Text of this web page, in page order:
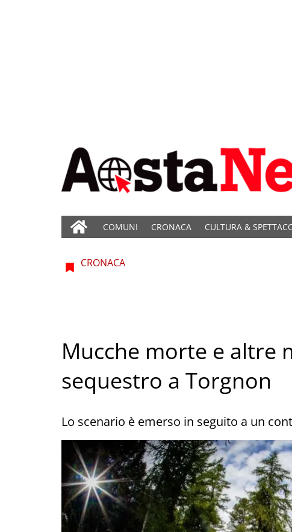
COMUNI CRONACA CULTURA &
CRONACA
Mucche morte e altre
sequestro a Torgnon
Lo scenario è emerso in seguito a un